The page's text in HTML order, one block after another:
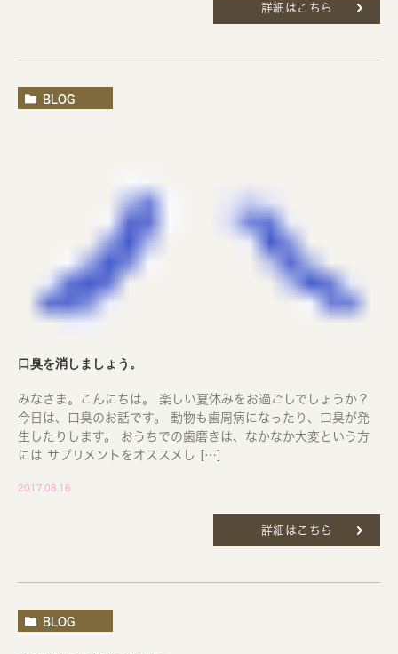
詳細はこちら
BLOG
口臭を消しましょう。
みなさま。こんにちは。 楽しい夏休みをお過ごしでしょうか？
今日は、口臭のお話です。 動物も歯周病になったり、口臭が発
生したりします。 おうちでの歯磨きは、なかなか大変という方
には サプリメントをオススメし […]
2017.08.16
詳細はこちら
BLOG